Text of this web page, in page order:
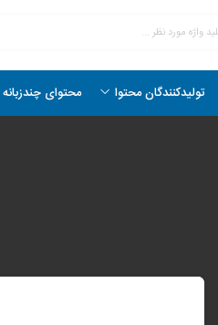
تولیدکنندگان محتوا محتوای چندزبانه